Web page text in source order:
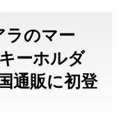
ラのマー
ーホルダ
通販に初登